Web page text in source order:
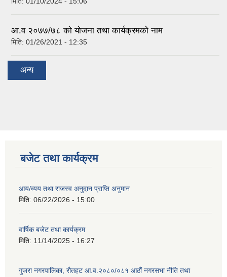
आ.व २०७७/७८ को योजना तथा कार्यक्रमको नाम
मिति: 01/26/2021 - 12:35
अन्य
बजेट तथा कार्यक्रम
आय/व्यय तथा राजस्व अनुदान प्राप्ति अनुमान
मिति: 06/22/2026 - 15:00
वार्षिक बजेट तथा कार्यक्रम
मिति: 11/14/2025 - 16:27
गुजरा नगरपालिका, रौतहट आ.व.२०८०/०८१ आठौं नगरसभा नीति तथा